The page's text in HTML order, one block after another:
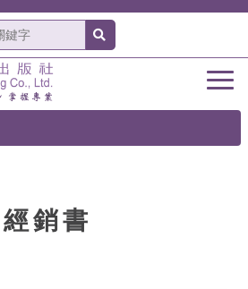
經銷書